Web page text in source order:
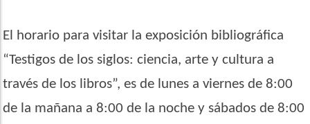
El horario para visitar la exposición bibliográfica
“Testigos de los siglos: ciencia, arte y cultura a
través de los libros”, es de lunes a viernes de 8:00
de la mañana a 8:00 de la noche y sábados de 8:00